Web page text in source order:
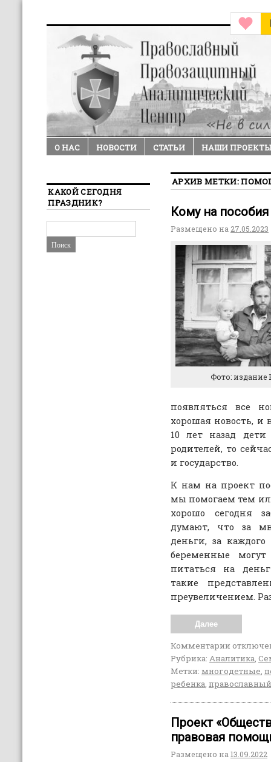
О НАС НОВОСТИ СТАТЬИ НАШИ
АРХИВ МЕТКИ:
Кому на
Размещено на 27.05.2023
Фото: издание
появляться все
хорошая новость, и
10 лет назад
родителей, то
и государство.
К нам на проект
мы помогаем тем
хорошо сегодня
думают, что за
деньги, за каждого
беременные
питаться на
такие
преувеличением.
Далее
Комментарии
Рубрика: Аналитика,
Метки: многодетные,
ребенка,
Проект
правовая
Размещено на13.09.2022
КАКОЙ СЕГОДНЯ
ПРАЗДНИК?